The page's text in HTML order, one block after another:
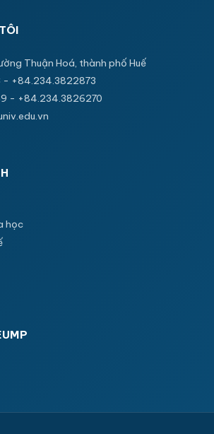
Thuận Hoá, thành phố Huế
- +84.234.3822873
- +84.234.3826270
học